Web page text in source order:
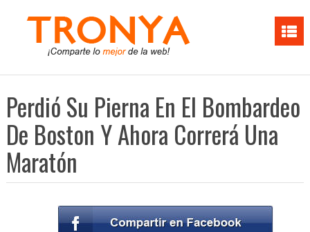
Perdió Su Pierna En El Bombardeo
De Boston Y Ahora Correrá Una
Maratón